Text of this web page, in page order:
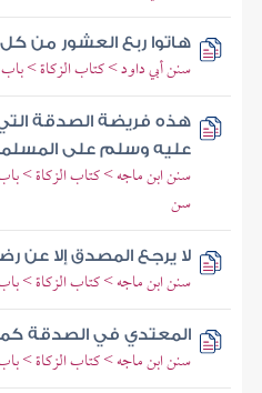
هاتوا ربع العشور من
سنن أبي داود > كتاب الزكاة > باب
هذه فريضة الصدقة
عليه وسلم على
سنن ابن ماجه > كتاب الزكاة >
سن
لا يرجع المصدق إلا عن
سنن ابن ماجه > كتاب الزكاة >
المعتدي في الصدقة
سنن ابن ماجه > كتاب الزكاة >